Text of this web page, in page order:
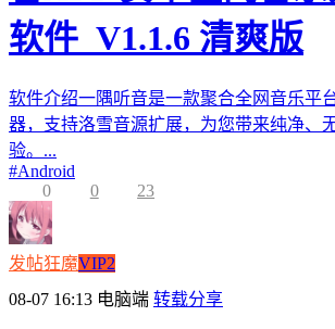
软件_V1.1.6 清爽版
软件介绍一隅听音是一款聚合全网音乐平
器，支持洛雪音源扩展，为您带来纯净、
验。...
#Android
0
0 23
发帖狂魔VIP2
08-07 16:13 电脑端 转载分享